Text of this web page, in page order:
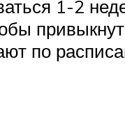
1-2
по